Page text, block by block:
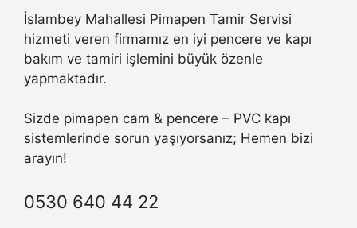
İslambey Mahallesi Pimapen Tamir Servisi
hizmeti veren firmamız en iyi pencere ve kapı
bakım ve tamiri işlemini büyük özenle
yapmaktadır.
Sizde pimapen cam & pencere – PVC kapı
sistemlerinde sorun yaşıyorsanız; Hemen bizi
arayın!
0530 640 44 22